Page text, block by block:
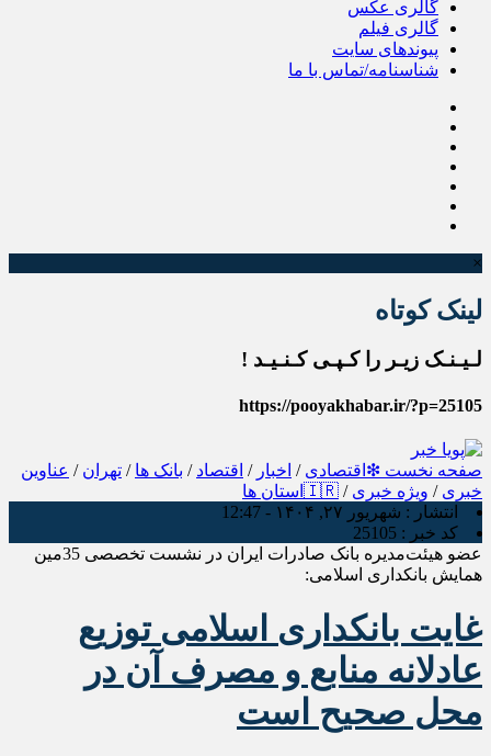
گالری عکس
گالری فیلم
پیوندهای سایت
شناسنامه/تماس با ما
×
لینک کوتاه
لـیـنـک زیـر را کـپـی کـنـیـد !
https://pooyakhabar.ir/?p=25105
صفحه نخست ❇اقتصادی / اخبار / اقتصاد / بانک ها / تهران / عناوین
خبری / ویژه خبری / 🇮🇷استان ها
انتشار : شهریور ۲۷, ۱۴۰۴ - 12:47
کد خبر : 25105
عضو هیئت‌مدیره بانک صادرات ایران در نشست تخصصی 35مین
همایش بانکداری اسلامی:
غایت بانکداری اسلامی توزیع
عادلانه منابع و مصرف آن در
محل صحیح است